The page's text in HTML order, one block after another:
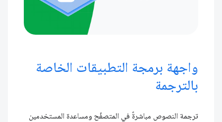
واجهة برمجة التطبيقات الخاصة
بالترجمة
ترجمة النصوص مباشرةً في المتصفّح ومساعدة المستخدمين